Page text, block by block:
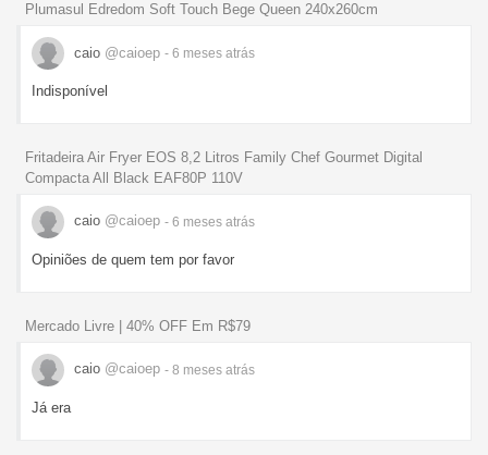
Plumasul Edredom Soft Touch Bege Queen 240x260cm
caio @caioep - 6 meses atrás
Indisponível
Fritadeira Air Fryer EOS 8,2 Litros Family Chef Gourmet Digital
Compacta All Black EAF80P 110V
caio @caioep - 6 meses atrás
Opiniões de quem tem por favor
Mercado Livre | 40% OFF Em R$79
caio @caioep - 8 meses atrás
Já era